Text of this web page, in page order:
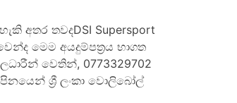
අතර තවදDSI Supersport
මෙම අයදුම්පත්‍රය භාගත
වෙතින්, 0773329702
ශ්‍රී ලංකා වොලිබෝල්